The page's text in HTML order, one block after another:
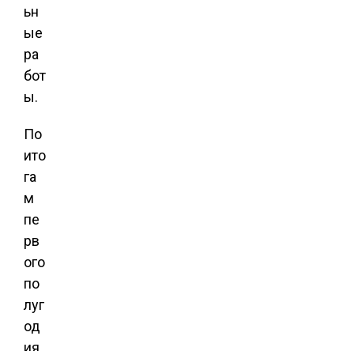
ьн
ые
ра
бот
ы.
По
ито
га
м
пе
рв
ого
по
луг
од